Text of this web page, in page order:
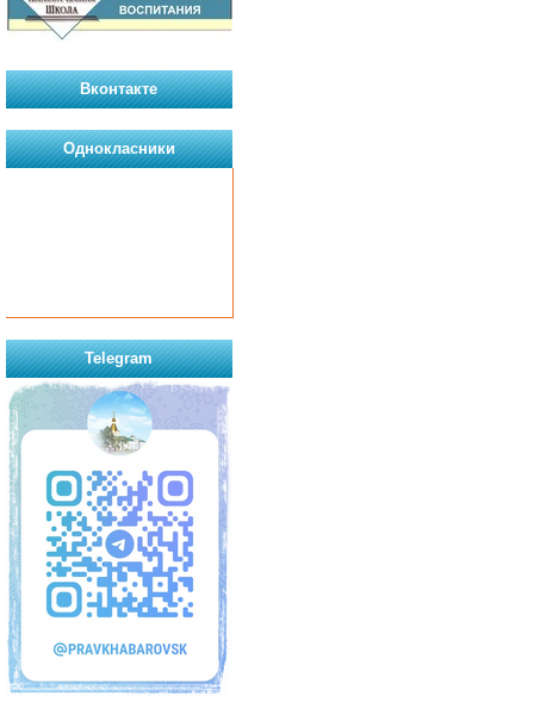
Вконтакте
Однокласники
Telegram